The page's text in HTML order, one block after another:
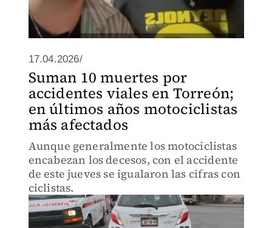
17.04.2026/
Suman 10 muertes por
accidentes viales en Torreón;
en últimos años motociclistas
más afectados
Aunque generalmente los motociclistas
encabezan los decesos, con el accidente
de este jueves se igualaron las cifras con
ciclistas.